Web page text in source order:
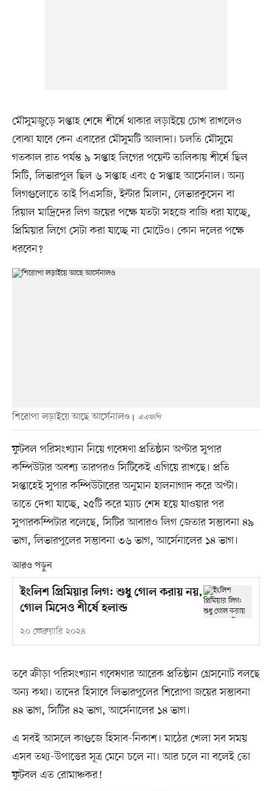
মৌসুমজুড়ে সপ্তাহ শেষে শীর্ষে থাকার লড়াইয়ে চোখ রাখলেও
বোঝা যাবে কেন এবারের মৌসুমটি আলাদা। চলতি মৌসুমে
গতকাল রাত পর্যন্ত ৯ সপ্তাহ লিগের পয়েন্ট তালিকায় শীর্ষে ছিল
সিটি, লিভারপুল ছিল ৬ সপ্তাহ এবং ৫ সপ্তাহ আর্সেনাল। অন্য
লিগগুলোতে তাই পিএসজি, ইন্টার মিলান, লেভারকুসেন বা
রিয়াল মাদ্রিদের লিগ জয়ের পক্ষে যতটা সহজে বাজি ধরা যাচ্ছে,
প্রিমিয়ার লিগে সেটা করা যাচ্ছে না মোটেও। কোন দলের পক্ষে
ধরবেন?
শিরোপা লড়াইয়ে আছে আর্সেনালও এএফপি
ফুটবল পরিসংখ্যান নিয়ে গবেষণা প্রতিষ্ঠান অপ্টার সুপার
কম্পিউটার অবশ্য তারপরও সিটিকেই এগিয়ে রাখছে। প্রতি
সপ্তাহেই সুপার কম্পিউটারের অনুমান হালনাগাদ করে অপ্টা।
তাতে দেখা যাচ্ছে, ২৫টি করে ম্যাচ শেষ হয়ে যাওয়ার পর
সুপারকম্পিটার বলেছে, সিটির আবারও লিগ জেতার সম্ভাবনা ৪৯
ভাগ, লিভারপুলের সম্ভাবনা ৩৬ ভাগ, আর্সেনালের ১৪ ভাগ।
আরও পড়ুন
ইংলিশ প্রিমিয়ার লিগ: শুধু গোল করায় নয়,
গোল মিসেও শীর্ষে হলান্ড
২০ ফেব্রুয়ারি ২০২৪
তবে ক্রীড়া পরিসংখ্যান গবেষণার আরেক প্রতিষ্ঠান গ্রেসনোট বলছে
অন্য কথা। তাদের হিসাবে লিভারপুলের শিরোপা জয়ের সম্ভাবনা
৪৪ ভাগ, সিটির ৪২ ভাগ, আর্সেনালের ১৪ ভাগ।
এ সবই আসলে কাগুজে হিসাব-নিকাশ। মাঠের খেলা সব সময়
এসব তথ্য-উপাত্তের সূত্র মেনে চলে না। আর চলে না বলেই তো
ফুটবল এত রোমাঞ্চকর!